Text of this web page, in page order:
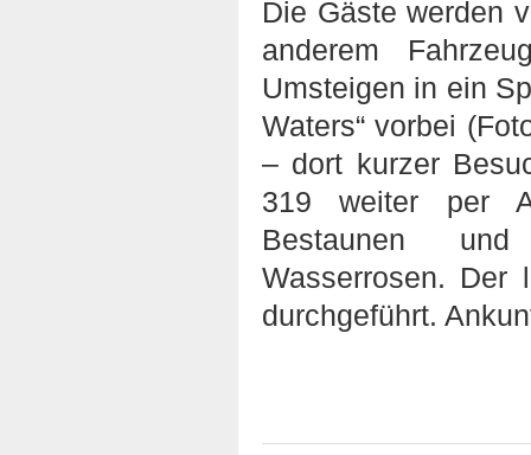
Die Gäste werden
anderem
Umsteigen in ein
Waters“ vorbei
– dort kurzer
319 weiter per
Bestaunen und
Wasserrosen. Der
durchgeführt.